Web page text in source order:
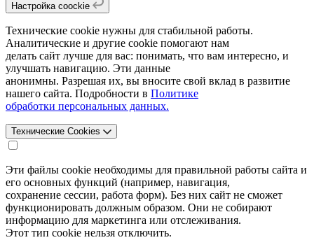
Настройка coockie
Технические cookie нужны для стабильной работы.
Аналитические и другие cookie помогают нам
делать сайт лучше для вас: понимать, что вам интересно, и
улучшать навигацию. Эти данные
анонимны. Разрешая их, вы вносите свой вклад в развитие
нашего сайта. Подробности в Политике
обработки персональных данных.
Технические Cookies
Эти файлы cookie необходимы для правильной работы сайта и
его основных функций (например, навигация,
сохранение сессии, работа форм). Без них сайт не сможет
функционировать должным образом. Они не собирают
информацию для маркетинга или отслеживания.
Этот тип cookie нельзя отключить.